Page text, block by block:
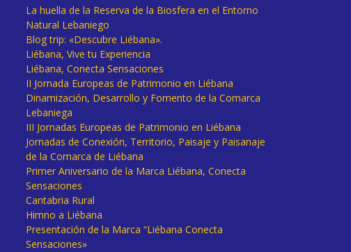
La huella de la Reserva de la Biosfera en el Entorno
Natural Lebaniego
Blog trip: «Descubre Liébana».
Liébana, Vive tu Experiencia
Liébana, Conecta Sensaciones
II Jornada Europeas de Patrimonio en Liébana
Dinamización, Desarrollo y Fomento de la Comarca
Lebaniega
III Jornadas Europeas de Patrimonio en Liébana
Jornadas de Conexión, Territorio, Paisaje y Paisanaje
de la Comarca de Liébana
Primer Aniversario de la Marca Liébana, Conecta
Sensaciones
Cantabria Rural
Himno a Liébana
Presentación de la Marca “Liébana Conecta
Sensaciones»